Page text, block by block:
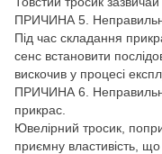
ПРИЧИНА 5.
Під час складання
сенс встановити
вискочив у процесі
ПРИЧИНА 6.
прикрас.
Ювелірний тросик,
приємну властивість, що